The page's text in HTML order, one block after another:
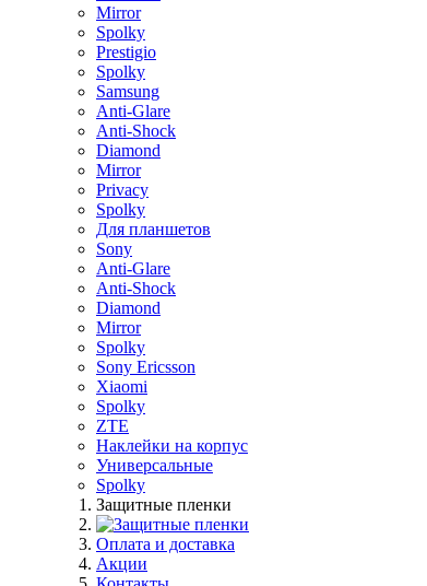
Mirror
Spolky
Prestigio
Spolky
Samsung
Anti-Glare
Anti-Shock
Diamond
Mirror
Privacy
Spolky
Для планшетов
Sony
Anti-Glare
Anti-Shock
Diamond
Mirror
Spolky
Sony Ericsson
Xiaomi
Spolky
ZTE
Наклейки на корпус
Универсальные
Spolky
Защитные пленки
Оплата и доставка
Акции